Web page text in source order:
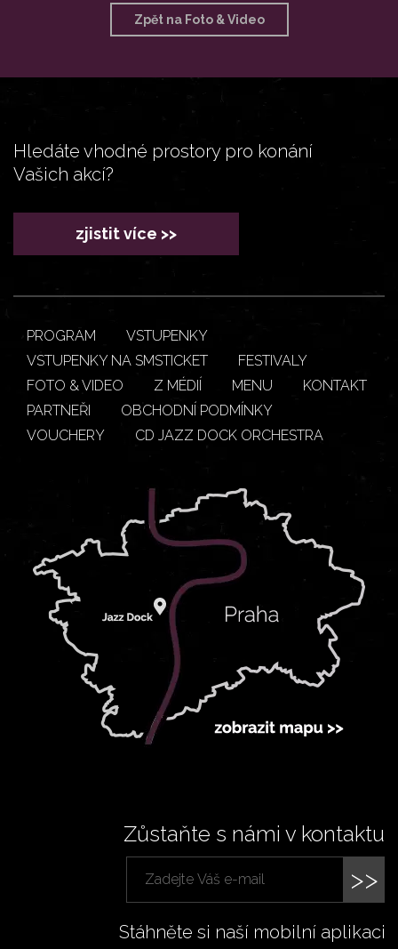
Zpět na Foto & Video
Hledáte vhodné prostory pro konání
Vašich akcí?
zjistit více >>
PROGRAM
VSTUPENKY
VSTUPENKY NA SMSTICKET
FESTIVALY
FOTO & VIDEO
Z MÉDIÍ MENU
KONTAKT
PARTNEŘI
OBCHODNÍ PODMÍNKY
VOUCHERY
CD JAZZ DOCK ORCHESTRA
Zůstaňte s námi v kontaktu
>>
Stáhněte si naší mobilní aplikaci